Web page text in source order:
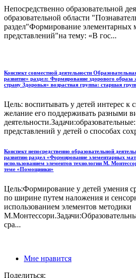
Непосредственно образовательной
образовательной области
раздел"Формирование элементарных
представлений"на тему: «В гос...
Конспект совместной деятельности
развитие» раздел: Формирование здорового
страну Здоровья» возрастная группа: старшая
Цель: воспитывать у детей интерес к
желание его поддерживать разными
представлений у детей о способах
Конспект непосредственно образовательной
развитию раздел «Формирование элементарных
использованием элементов технологии М.
теме «Помощники»
Цель:Формирование у детей умения
по ширине путем наложения и
использованием элементов методики
сра...
Мне нравится
Поделиться: